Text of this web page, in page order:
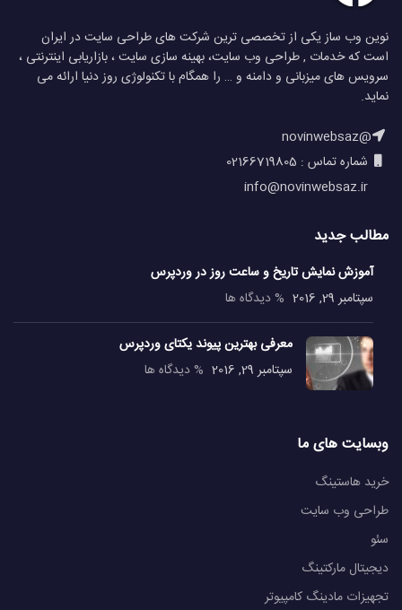
نوین وب ساز یکی از تخصصی ترین شرکت های طراحی سایت در ایران
است که خدمات , طراحی وب سایت، بهینه سازی سایت ، بازاریابی اینترنتی ،
سرویس های میزبانی و دامنه و … را همگام با تکنولوژی روز دنیا ارائه می
نماید.
@novinwebsaz
شماره تماس : 02166719805
مطالب جدید
آموزش نمایش تاریخ و ساعت روز در وردپرس
سپتامبر 29, 2016
% دیدگاه ها
معرفی بهترین پیوند یکتای وردپرس
سپتامبر 29, 2016
% دیدگاه ها
وبسایت های ما
خرید هاستینگ
طراحی وب سایت
سئو
دیجیتال مارکتینگ
تجهیزات مادینگ کامپیوتر